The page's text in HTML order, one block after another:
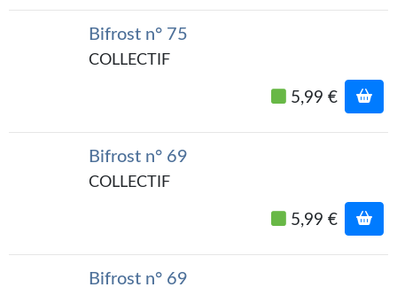
GOODIES
Goodies Gotland
Newsletter
Bifrost n° 75
COLLECTIF
5,99 €
Bifrost n° 69
COLLECTIF
5,99 €
Bifrost n° 69